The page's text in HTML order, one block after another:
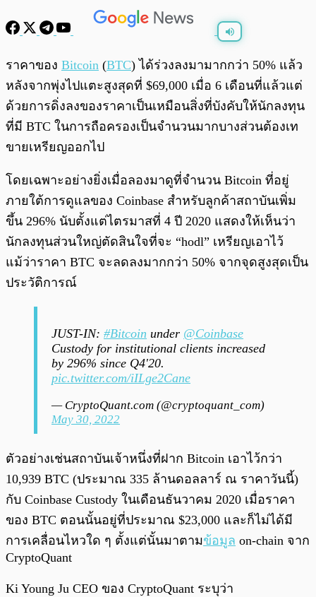
0:00
ราคาของ Bitcoin (BTC) ได้ร่วงลงมามากกว่า 50% แล้ว
หลังจากพุ่งไปแตะสูงสุดที่ $69,000 เมื่อ 6 เดือนที่แล้วแต่
ด้วยการดิ่งลงของราคาเป็นเหมือนสิ่งที่บังคับให้นักลงทุน
ที่มี BTC ในการถือครองเป็นจำนวนมากบางส่วนต้องเท
ขายเหรียญออกไป
โดยเฉพาะอย่างยิ่งเมื่อลองมาดูที่จำนวน Bitcoin ที่อยู่
ภายใต้การดูแลของ Coinbase สำหรับลูกค้าสถาบันเพิ่ม
ขึ้น 296% นับตั้งแต่ไตรมาสที่ 4 ปี 2020 แสดงให้เห็นว่า
นักลงทุนส่วนใหญ่ตัดสินใจที่จะ “hodl” เหรียญเอาไว้
แม้ว่าราคา BTC จะลดลงมากกว่า 50% จากจุดสูงสุดเป็น
ประวัติการณ์
JUST-IN: #Bitcoin under @Coinbase
Custody for institutional clients increased
by 296% since Q4'20.
pic.twitter.com/iILge2Cane
— CryptoQuant.com (@cryptoquant_com)
May 30, 2022
ตัวอย่างเช่นสถาบันเจ้าหนึ่งที่ฝาก Bitcoin เอาไว้กว่า
10,939 BTC (ประมาณ 335 ล้านดอลลาร์ ณ ราคาวันนี้)
กับ Coinbase Custody ในเดือนธันวาคม 2020 เมื่อราคา
ของ BTC ตอนนั้นอยู่ที่ประมาณ $23,000 และก็ไม่ได้มี
การเคลื่อนไหวใด ๆ ตั้งแต่นั้นมาตามข้อมูล on-chain จาก
CryptoQuant
Ki Young Ju CEO ของ CryptoQuant ระบุว่า